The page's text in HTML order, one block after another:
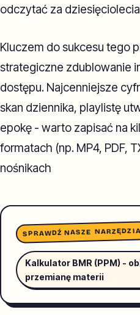
odczytać za
Kluczem do sukcesu tego
strategiczne zdublowanie
dostępu. Najcenniejsze
skan dziennika, playlistę
epokę - warto zapisać na
formatach (np. MP4, PDF,
nośnikach
SPRAWDŹ NASZE NARZĘDZIA
Kalkulator BMR (PPM) -
przemianę materii